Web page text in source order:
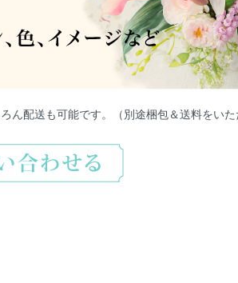
配送も可能です。（別途梱包＆送料をいた